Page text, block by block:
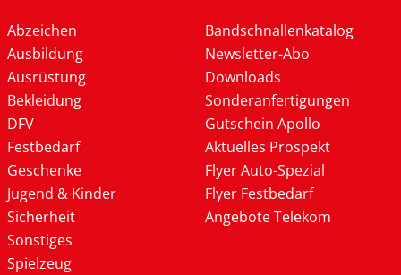
Abzeichen
Ausbildung
Ausrüstung
Bekleidung
DFV
Festbedarf
Geschenke
Jugend & Kinder
Sicherheit
Sonstiges
Spielzeug
Bandschnallenkatalog
Newsletter-Abo
Downloads
Sonderanfertigungen
Gutschein Apollo
Aktuelles Prospekt
Flyer Auto-Spezial
Flyer Festbedarf
Angebote Telekom